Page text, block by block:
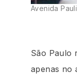
Avenida
São Paulo
apenas no